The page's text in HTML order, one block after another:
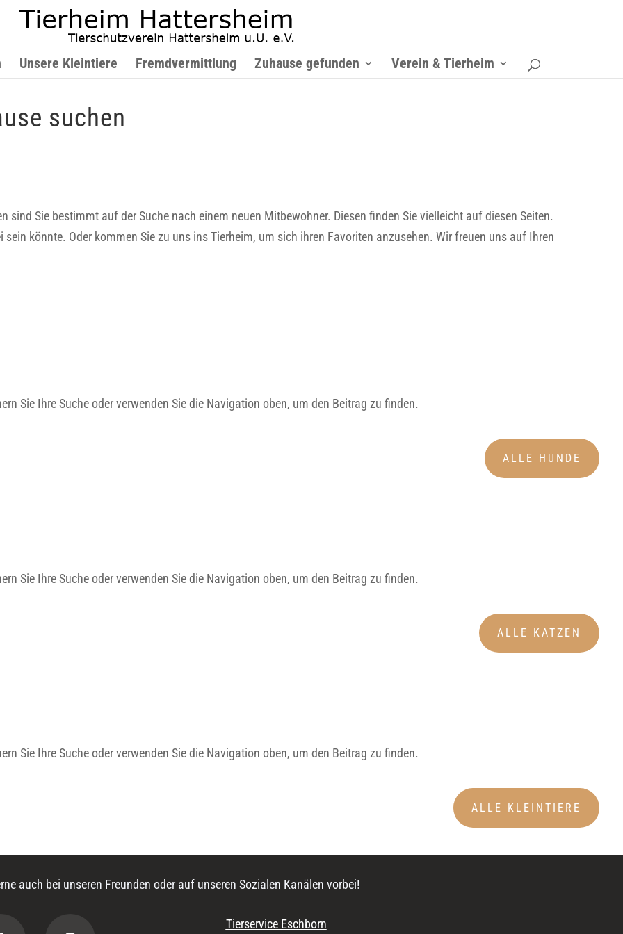
Unsere Kleintiere Fremdvermittlung Zuhause gefunden Verein & Tierheim
suchen
sind Sie bestimmt auf der Suche nach einem neuen Mitbewohner. Diesen finden Sie vielleicht auf diesen Seiten.
könnte. Oder kommen Sie zu uns ins Tierheim, um sich ihren Favoriten anzusehen. Wir freuen uns auf Ihren
Sie Ihre Suche oder verwenden Sie die Navigation oben, um den Beitrag zu finden.
ALLE HUNDE
Sie Ihre Suche oder verwenden Sie die Navigation oben, um den Beitrag zu finden.
ALLE KATZEN
Sie Ihre Suche oder verwenden Sie die Navigation oben, um den Beitrag zu finden.
ALLE KLEINTIERE
auch bei unseren Freunden oder auf unseren Sozialen Kanälen vorbei!
Tierservice Eschborn